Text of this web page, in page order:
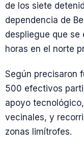
de los siete
dependencia de
despliegue que se
horas en el norte
Según precisaron
500 efectivos
apoyo
vecinales, y
zonas limítrofes.